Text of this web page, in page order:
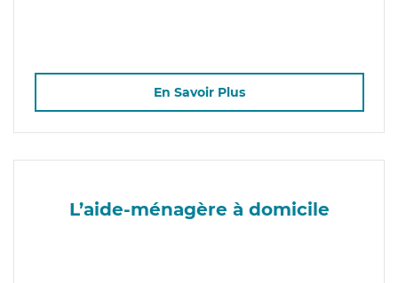
En Savoir Plus
L’aide-ménagère à domicile